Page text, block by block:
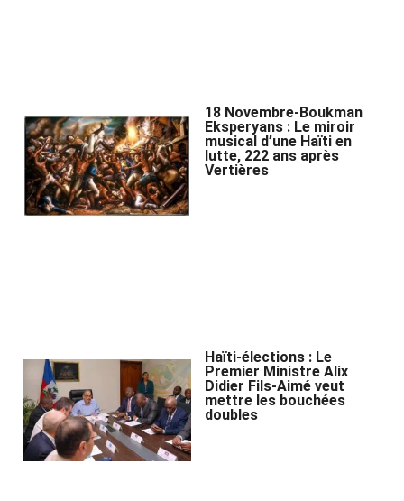
18 Novembre-Boukman
Eksperyans : Le miroir
musical d’une Haïti en
lutte, 222 ans après
Vertières
Haïti-élections : Le
Premier Ministre Alix
Didier Fils-Aimé veut
mettre les bouchées
doubles